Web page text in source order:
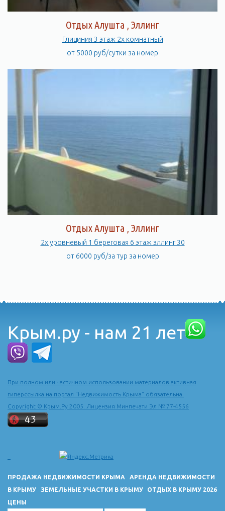
Отдых Алушта , Эллинг
Глициния 3 этаж 2х комнатный
от 5000 руб/сутки за номер
Отдых Алушта , Эллинг
2х уровневый 1 береговая 6 этаж эллинг 30
от 6000 руб/за тур за номер
Крым.ру - нам 21 лет
При полном или частичном использовании материалов активная
гиперссылка на портал "Недвижимость Крыма" обязательна.
Copyright © Крым.Ру 2005. Лицензия Минпечати Эл № 77-4556
ПРОДАЖА НЕДВИЖИМОСТИ КРЫМА
АРЕНДА НЕДВИЖИМОСТИ
В КРЫМУ
ЗЕМЕЛЬНЫЕ УЧАСТКИ В КРЫМУ
ОТДЫХ В КРЫМУ 2026
ЦЕНЫ